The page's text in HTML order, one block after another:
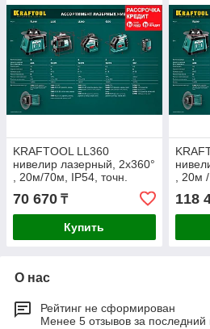
KRAFTOOL LL360
нивелир лазерный, 2х360°
, 20м/70м, IP54, точн.
+/-0,2 мм/м, в коробке
(34645)
70 670 ₸
Купить
, 20м
+/-
118
О нас
Рейтинг не сформирован
Менее 5 отзывов за последний